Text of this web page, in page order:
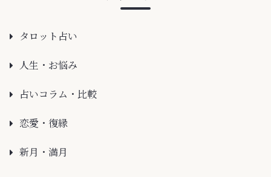
タロット占い
人生・お悩み
占いコラム・比較
恋愛・復縁
新月・満月